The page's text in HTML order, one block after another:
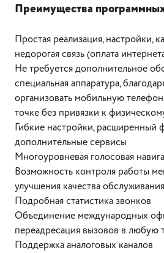
Преимущества
Простая реализация, настройки,
недорогая связь (оплата
Не требуется дополнительное
специальная аппаратура,
организовать мобильную
точке без привязки к
Гибкие настройки, расширенный
дополнительные сервисы
Многоуровневая голосовая
Возможность контроля работы
улучшения качества обслуживания
Подробная статистика звонков
Объединение международных
переадресация вызовов в любую
Поддержка аналоговых каналов